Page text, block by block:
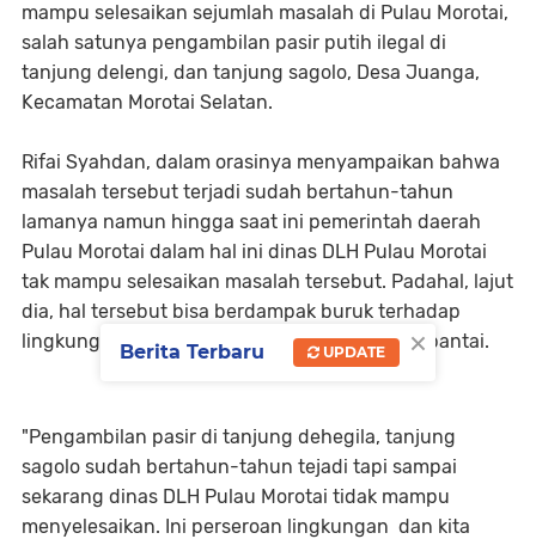
mampu selesaikan sejumlah masalah di Pulau Morotai,
salah satunya pengambilan pasir putih ilegal di
tanjung delengi, dan tanjung sagolo, Desa Juanga,
Kecamatan Morotai Selatan.
Rifai Syahdan, dalam orasinya menyampaikan bahwa
masalah tersebut terjadi sudah bertahun-tahun
lamanya namun hingga saat ini pemerintah daerah
Pulau Morotai dalam hal ini dinas DLH Pulau Morotai
tak mampu selesaikan masalah tersebut. Padahal, lajut
dia, hal tersebut bisa berdampak buruk terhadap
lingkungan, sebab bisa menyebabkan abrasi pantai.
"Pengambilan pasir di tanjung dehegila, tanjung
sagolo sudah bertahun-tahun tejadi tapi sampai
sekarang dinas DLH Pulau Morotai tidak mampu
menyelesaikan. Ini perseroan lingkungan dan kita
×
Berita Terbaru UPDATE